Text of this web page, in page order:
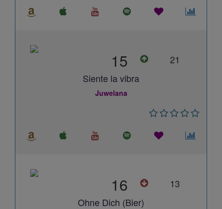
15
21
Siente la vibra
Juwelana
16
13
Ohne Dich (Bier)